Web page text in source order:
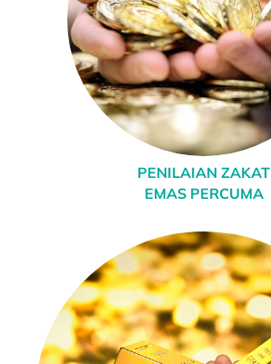
PENILAIAN ZAKAT
EMAS PERCUMA